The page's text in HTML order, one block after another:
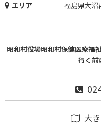
エリア 福島県大沼
昭和村役場昭和村保健医療福
行く前
大